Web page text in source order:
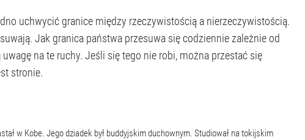
uchwycić granice między rzeczywistością a nierzeczywistością.
Jak granica państwa przesuwa się codziennie zależnie od
na te ruchy. Jeśli się tego nie robi, można przestać się
stronie.
w Kobe. Jego dziadek był buddyjskim duchownym. Studiował na tokijskim